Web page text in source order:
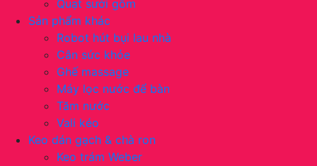
Quạt sưởi gốm
Sản phẩm khác
Robot hút bụi lau nhà
Cân sức khỏe
Ghế massage
Máy lọc nước để bàn
Tăm nước
Vali kéo
Keo dán gạch & chà ron
Keo trám Weber